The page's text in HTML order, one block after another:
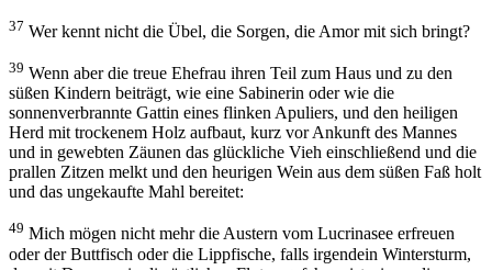
37 Wer kennt nicht die Übel, die Sorgen, die Amor mit sich bringt?
39 Wenn aber die treue Ehefrau ihren Teil zum Haus und zu den
süßen Kindern beiträgt, wie eine Sabinerin oder wie die
sonnenverbrannte Gattin eines flinken Apuliers, und den heiligen
Herd mit trockenem Holz aufbaut, kurz vor Ankunft des Mannes
und in gewebten Zäunen das glückliche Vieh einschließend und die
prallen Zitzen melkt und den heurigen Wein aus dem süßen Faß holt
und das ungekaufte Mahl bereitet:
49 Mich mögen nicht mehr die Austern vom Lucrinasee erfreuen
oder der Buttfisch oder die Lippfische, falls irgendein Wintersturm,